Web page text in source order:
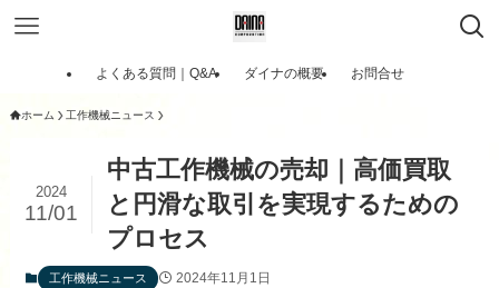
よくある質問｜Q&A ダイナの概要 お問合せ
ホーム 工作機械ニュース
中古工作機械の売却｜高価買取
と円滑な取引を実現するための
プロセス
2024
11/01
工作機械ニュース 2024年11月1日